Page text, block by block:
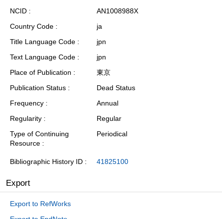
NCID
AN1008988X
Country Code
ja
Title Language Code
jpn
Text Language Code
jpn
Place of Publication
東京
Publication Status
Dead Status
Frequency
Annual
Regularity
Regular
Type of Continuing
Resource
Periodical
Bibliographic History ID 41825100
Export
Export to RefWorks